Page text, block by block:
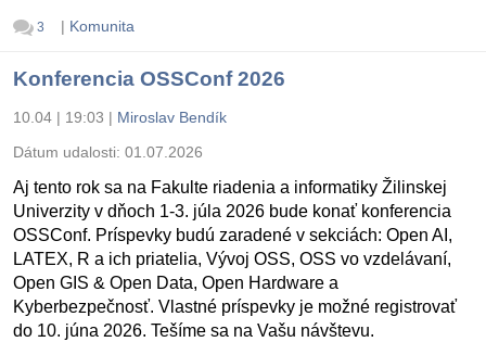
3 | Komunita
Konferencia OSSConf 2026
10.04 | 19:03 | Miroslav Bendík
Dátum udalosti: 01.07.2026
Aj tento rok sa na Fakulte riadenia a informatiky Žilinskej
Univerzity v dňoch 1-3. júla 2026 bude konať konferencia
OSSConf. Príspevky budú zaradené v sekciách: Open AI,
LATEX, R a ich priatelia, Vývoj OSS, OSS vo vzdelávaní,
Open GIS & Open Data, Open Hardware a
Kyberbezpečnosť. Vlastné príspevky je možné registrovať
do 10. júna 2026. Tešíme sa na Vašu návštevu.